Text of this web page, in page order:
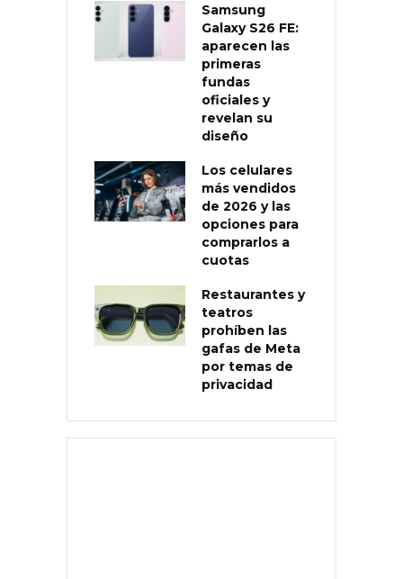
Samsung
Galaxy S26 FE:
aparecen las
primeras
fundas
oficiales y
revelan su
diseño
Los celulares
más vendidos
de 2026 y las
opciones para
comprarlos a
cuotas
Restaurantes y
teatros
prohíben las
gafas de Meta
por temas de
privacidad